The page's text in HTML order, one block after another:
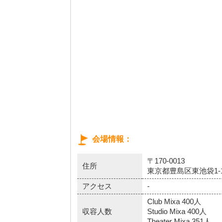
会場情報
住所
〒170-0013
東京都豊島区東池袋1-
アクセス
-
収容人数
Club Mixa 400人
Studio Mixa 400人